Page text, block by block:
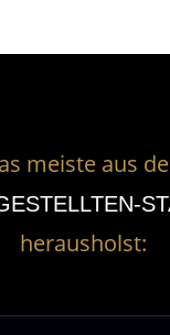
meiste aus
herausholst: